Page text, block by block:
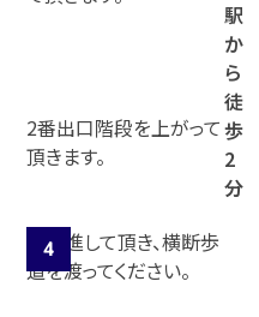
駅
か
ら
徒
歩
2
分
2番出口階段を上がって
頂きます。